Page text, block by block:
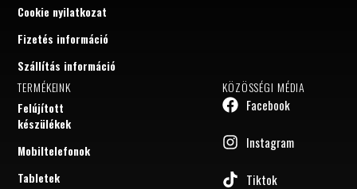
Cookie nyilatkozat
Fizetés információ
Szállítás információ
TERMÉKEINK
Felújított
készülékek
Mobiltelefonok
Tabletek
KÖZÖSSÉGI MÉDIA
Facebook
Instagram
Tiktok